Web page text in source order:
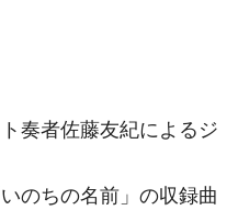
奏者佐藤友紀によるジ
のちの名前」の収録曲